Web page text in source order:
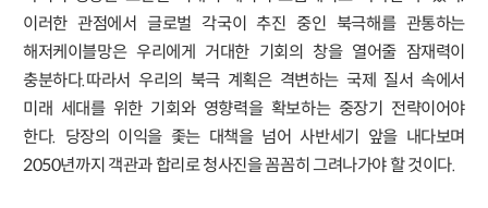
이러한 관점에서 글로벌 각국이 추진 중인 북극해를 관통하는
해저케이블망은 우리에게 거대한 기회의 창을 열어줄 잠재력이
충분하다.따라서 우리의 북극 계획은 격변하는 국제 질서 속에서
미래 세대를 위한 기회와 영향력을 확보하는 중장기 전략이어야
한다. 당장의 이익을 좇는 대책을 넘어 사반세기 앞을 내다보며
2050년까지 객관과 합리로 청사진을 꼼꼼히 그려나가야 할 것이다.